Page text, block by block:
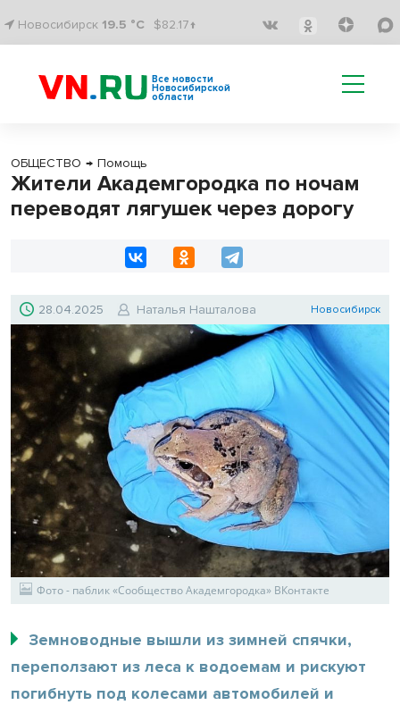
Новосибирск 19.5 °C $82.17↑
Все новости
Новосибирской
области
ОБЩЕСТВО → Помощь
Жители Академгородка по ночам
переводят лягушек через дорогу
28.04.2025 Наталья Нашталова Новосибирск
Фото - паблик «Сообщество Академгородка» ВКонтакте
Земноводные вышли из зимней спячки,
переползают из леса к водоемам и рискуют
погибнуть под колесами автомобилей и